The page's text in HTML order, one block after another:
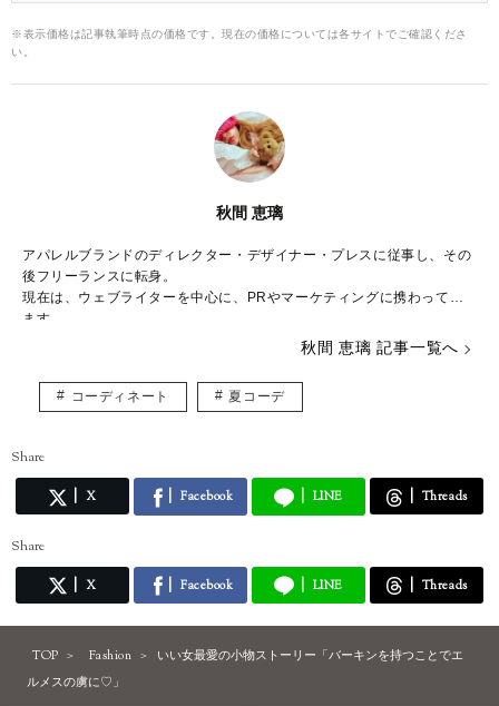
※表示価格は記事執筆時点の価格です。現在の価格については各サイトでご確認くださ
い。
秋間 恵璃
アパレルブランドのディレクター・デザイナー・プレスに従事し、その
後フリーランスに転身。
現在は、ウェブライターを中心に、PRやマーケティングに携わってい
ます。
トレンドはもちろん、体型や髪型に合う着こなしなど、ファッションに
関する様々な記事を執筆していきたいと思います！
(コンタクトはインスタグラムのDM、メールアドレスへお願いいたしま
秋間 恵璃 記事一覧へ
コーディネート 夏コーデ
Share
X Facebook LINE Threads
Share
X Facebook LINE Threads
TOP Fashion
いい女最愛の小物ストーリー「バーキンを持つことでエ
ルメスの虜に♡」